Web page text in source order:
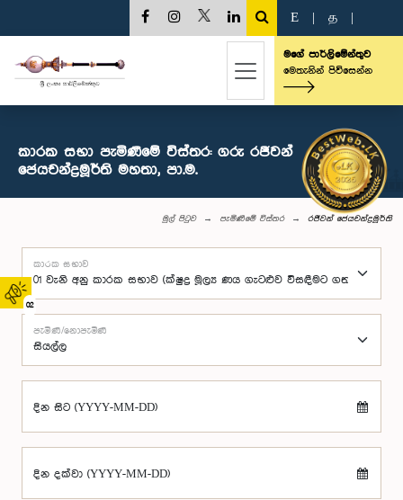
02
E த
මගේ පාර්ලිමේන්තුව
මෙතැනින් පිවිසෙන්න
කාරක සභා පැමිණීමේ විස්තර: ගරු රජීවන්
ජෙයචන්ද්‍රමූර්ති මහතා, පා.ම.
මුල් පිටුව පැමිණීමේ විස්තර රජීවන් ජෙයචන්ද්‍රමූර්ති
කාරක සභාව
පැමිණි/නොපැමිණි
දින සිට (YYYY-MM-DD)
දින දක්වා (YYYY-MM-DD)